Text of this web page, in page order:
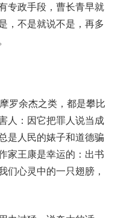
专政手段，曹长青早就
，不是就说不是，再多
罗余杰之类，都是攀比
人：因它把罪人说当成
是人民的婊子和道德骗
家王康是幸运的：出书
们心灵中的一只翅膀，